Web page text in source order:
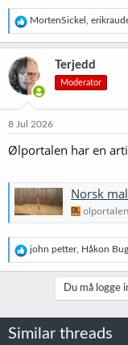
R
e
a
k
s
j
o
e
:
MortenSickel
Terjedd
Moderator
8 Jul 2026
Ølportalen har en
Norsk malt del 2 –
R
e
a
n
john petter, Håkon
Du må logge
Similar threads